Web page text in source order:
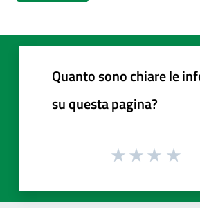
Quanto sono chiare le
su questa pagina?